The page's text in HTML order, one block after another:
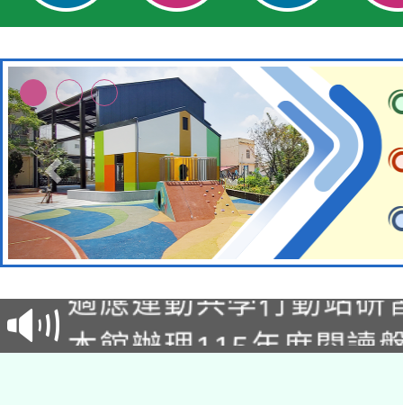
本校115學年度第2次
招甄選結果公告(無人
招)
本館辦理115年度閱讀